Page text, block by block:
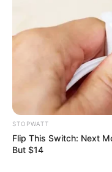
LEGAL
นโยบายคุกกี้
นโยบายการคุ้มครอง
เกี่ยวกับเอ็มไทย
TOP
STOPWATT
Flip This Switch: Next
But $14